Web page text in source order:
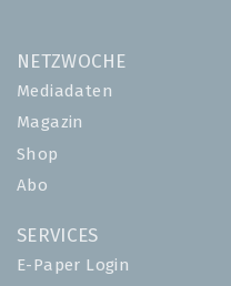
NETZWOCHE
Mediadaten
Magazin
Shop
Abo
SERVICES
E-Paper Login